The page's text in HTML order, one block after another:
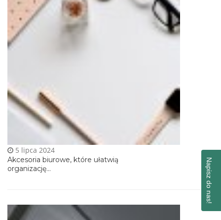
Akcesoria biurowe, które ułatwią
organizację...
5 lipca 2024
Napisz do nas!